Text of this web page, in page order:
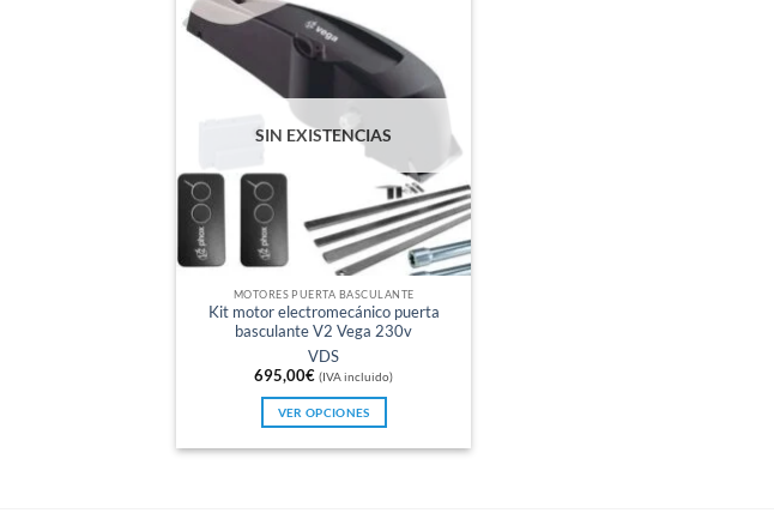
SIN EXISTENCIAS
MOTORES PUERTA BASCULANTE
Kit motor electromecánico puerta
basculante V2 Vega 230v
VDS
695,00€ (IVA incluido)
VER OPCIONES